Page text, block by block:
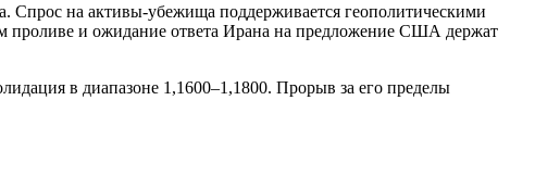
Спрос на активы-убежища поддерживается геополитическими
проливе и ожидание ответа Ирана на предложение США держат
в диапазоне 1,1600–1,1800. Прорыв за его пределы